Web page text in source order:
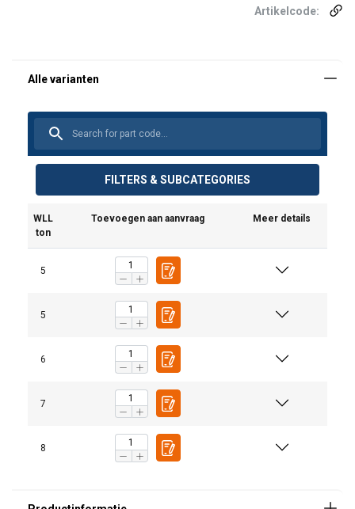
Artikelcode:
FILTERS & SUBCATEGORIES
WLL
ton
Toevoegen aan aanvraag Meer details
5
5
6
7
8